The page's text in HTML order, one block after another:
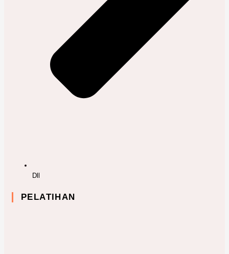
Dll
PELATIHAN